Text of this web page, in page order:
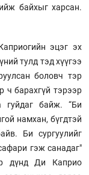
байхыг харсан.
эцэг эх
тулд тэд хүүгээ
боловч тэр
ч барахгүй тэрээр
гуйдаг байж. “Би
намхан, бүгдтэй
Би сургуулийг
гэж санадаг"
дүнд Ди Каприо